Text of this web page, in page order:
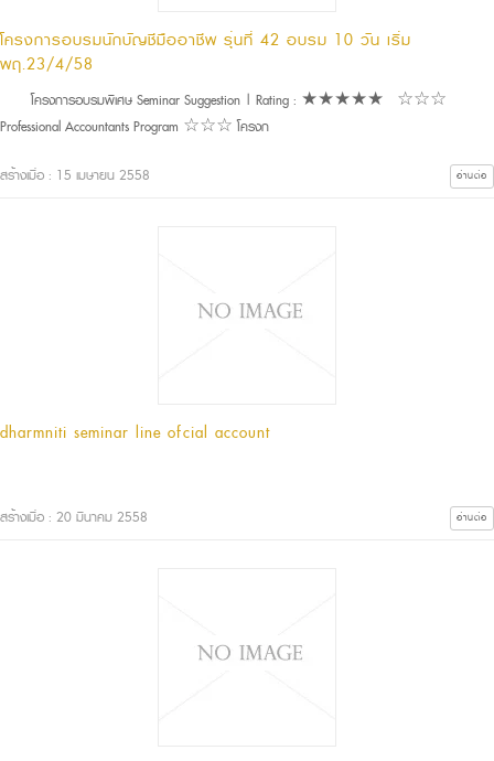
โครงการอบรมนักบัญชีมืออาชีพ รุ่นที่ 42 อบรม 10 วัน เริ่ม
พฤ.23/4/58
โครงการอบรมพิเศษ Seminar Suggestion | Rating : ★★★★★ ☆☆☆
Professional Accountants Program ☆☆☆ โครงก
สร้างเมื่อ : 15 เมษายน 2558 อ่านต่อ
dharmniti seminar line official account
สร้างเมื่อ : 20 มีนาคม 2558 อ่านต่อ